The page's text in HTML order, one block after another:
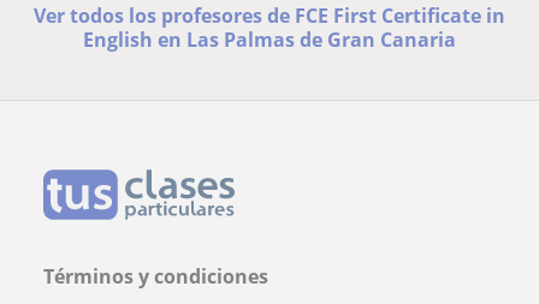
Ver todos los profesores de FCE First Certificate in
English en Las Palmas de Gran Canaria
Términos y condiciones